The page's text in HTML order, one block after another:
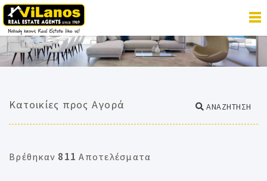
Κατοικίες προς Αγορά ΑΝΑΖΗΤΗΣΗ
Βρέθηκαν 811 Αποτελέσματα